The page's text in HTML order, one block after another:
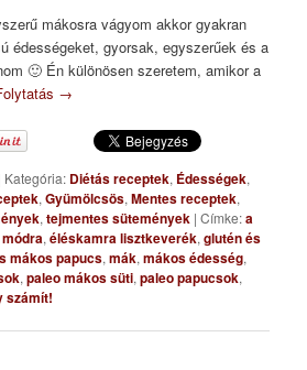
mákosra vágyom akkor gyakran
édességeket, gyorsak, egyszerűek és a
🙂 Én különösen szeretem, amikor a
→
Kategória: Diétás receptek, Édességek,
,Gyümölcsös,Mentes receptek,
,tejmentes sütemények |Címke:a
,éléskamra lisztkeverék,glutén és
mákos papucs,mák,mákos édesség,
,paleo mákos süti,paleo papucsok,
számít!